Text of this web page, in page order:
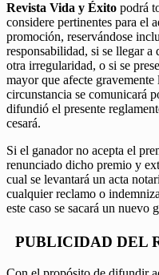
Revista Vida y Éxito podrá
considere pertinentes para el
promoción, reservándose
responsabilidad, si se llegar a
otra irregularidad, o si se
mayor que afecte gravemente
circunstancia se comunicará
difundió el presente
cesará.
Si el ganador no acepta el
renunciado dicho premio y
cual se levantará un acta
cualquier reclamo o
este caso se sacará un nuevo
PUBLICIDAD DEL